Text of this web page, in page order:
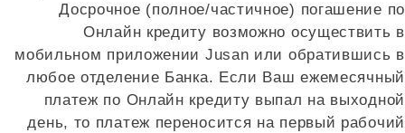
Досрочное (полное/частичное) погашение по
Онлайн кредиту возможно осуществить в
мобильном приложении Jusan или обратившись в
любое отделение Банка. Если Ваш ежемесячный
платеж по Онлайн кредиту выпал на выходной
день, то платеж переносится на первый рабочий